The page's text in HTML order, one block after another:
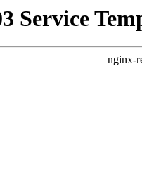
Service
nginx-